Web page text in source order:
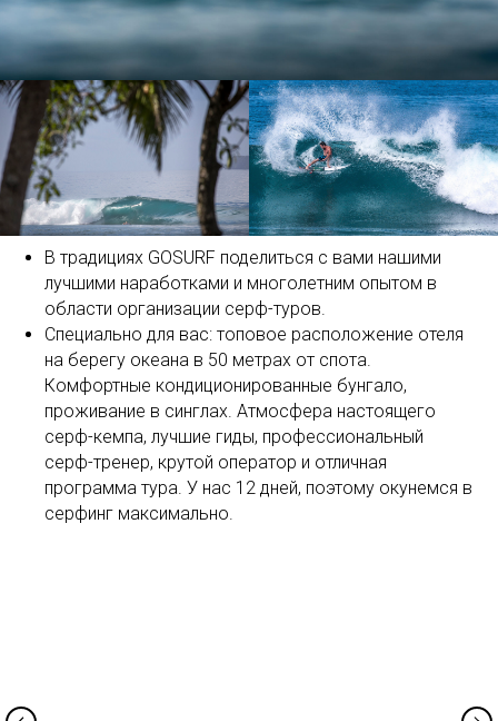
В традициях GOSURF поделиться с вами нашими
лучшими наработками и многолетним опытом в
области организации серф-туров.
Специально для вас: топовое расположение отеля
на берегу океана в 50 метрах от спота.
Комфортные кондиционированные бунгало,
проживание в синглах. Атмосфера настоящего
серф-кемпа, лучшие гиды, профессиональный
серф-тренер, крутой оператор и отличная
программа тура. У нас 12 дней, поэтому окунемся в
серфинг максимально.